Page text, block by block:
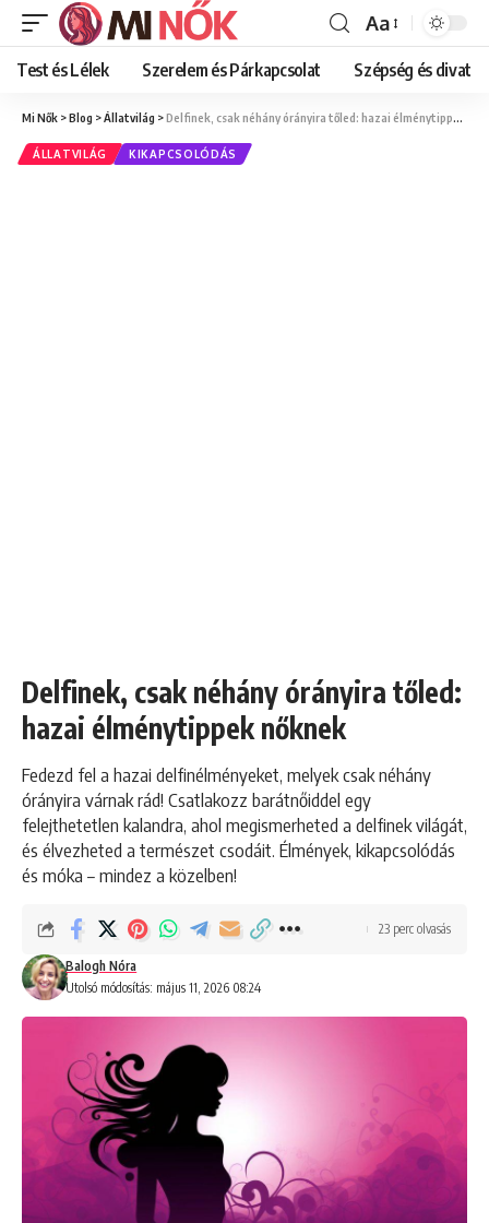
Font
Resizer
Aa
Test és Lélek Szerelem és Párkapcsolat Szépség és divat
Mi Nők >Blog >Állatvilág >Delfinek, csak néhány órányira tőled: hazai élménytippek nőknek
ÁLLATVILÁG KIKAPCSOLÓDÁS
Delfinek, csak néhány órányira tőled:
hazai élménytippek nőknek
Fedezd fel a hazai delfinélményeket, melyek csak néhány
órányira várnak rád! Csatlakozz barátnőiddel egy
felejthetetlen kalandra, ahol megismerheted a delfinek világát,
és élvezheted a természet csodáit. Élmények, kikapcsolódás
és móka – mindez a közelben!
Utolsó módosítás: május 11, 2026 08:24
Balogh Nóra
23 perc olvasás